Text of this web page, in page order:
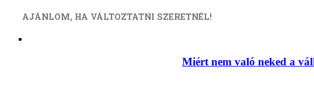
AJÁNLOM, HA VÁLTOZTATNI SZERETNÉL!
Miért nem való neked a